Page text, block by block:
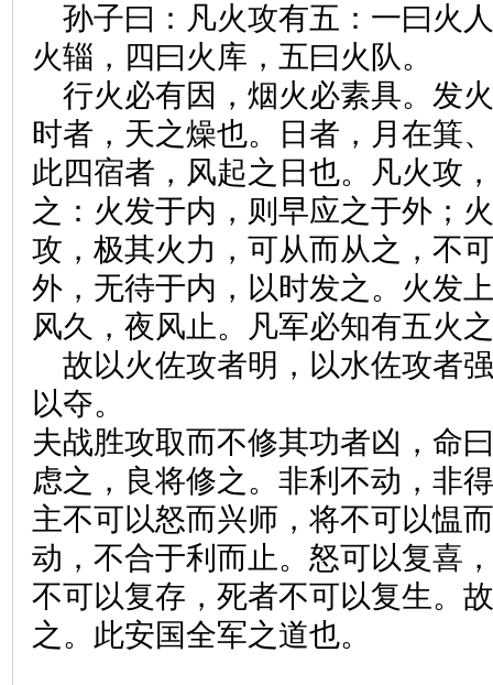
孙子曰：凡火攻有五：一曰火
火辎，四曰火库，五曰火队。
行火必有因，烟火必素具。发
时者，天之燥也。日者，月在箕
此四宿者，风起之日也。凡火攻
之：火发于内，则早应之于外；
攻，极其火力，可从而从之，不
外，无待于内，以时发之。火发
风久，夜风止。凡军必知有五火
故以火佐攻者明，以水佐攻者
以夺。
夫战胜攻取而不修其功者凶，命
虑之，良将修之。非利不动，非
主不可以怒而兴师，将不可以愠
动，不合于利而止。怒可以复喜
不可以复存，死者不可以复生。
之。此安国全军之道也。